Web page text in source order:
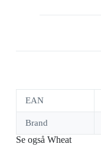
EAN
Brand
Se også Wheat